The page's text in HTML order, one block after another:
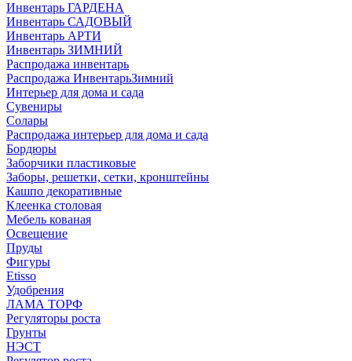
Инвентарь ГАРДЕНА
Инвентарь САДОВЫЙ
Инвентарь АРТИ
Инвентарь ЗИМНИЙ
Распродажа инвентарь
Распродажа ИнвентарьЗимний
Интерьер для дома и сада
Сувениры
Солары
Распродажа интерьер для дома и сада
Бордюры
Заборчики пластиковые
Заборы, решетки, сетки, кронштейны
Кашпо декоративные
Клеенка столовая
Мебель кованая
Освещение
Пруды
Фигуры
Etisso
Удобрения
ЛАМА ТОРФ
Регуляторы роста
Грунты
НЭСТ